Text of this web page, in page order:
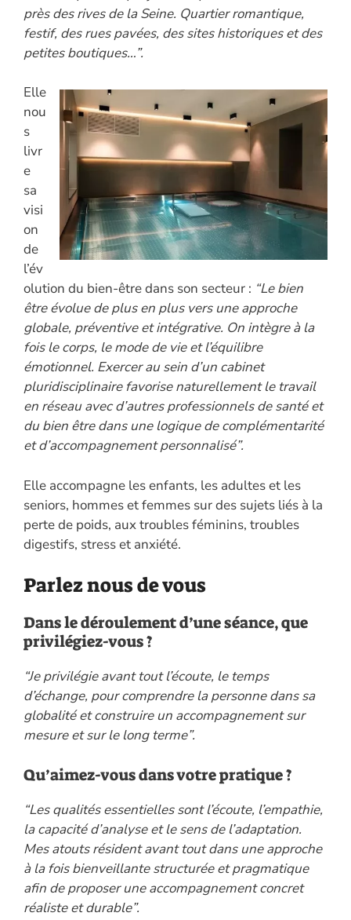
près des rives de la Seine. Quartier romantique,
festif, des rues pavées, des sites historiques et des
petites boutiques…”.
Elle
nou
s
livr
e
sa
visi
on
de
l’év
olution du bien-être dans son secteur : “Le bien
être évolue de plus en plus vers une approche
globale, préventive et intégrative. On intègre à la
fois le corps, le mode de vie et l’équilibre
émotionnel. Exercer au sein d’un cabinet
pluridisciplinaire favorise naturellement le travail
en réseau avec d’autres professionnels de santé et
du bien être dans une logique de complémentarité
et d’accompagnement personnalisé”.
Elle accompagne les enfants, les adultes et les
seniors, hommes et femmes sur des sujets liés à la
perte de poids, aux troubles féminins, troubles
digestifs, stress et anxiété.
Parlez nous de vous
Dans le déroulement d’une séance, que
privilégiez-vous ?
“Je privilégie avant tout l’écoute, le temps
d’échange, pour comprendre la personne dans sa
globalité et construire un accompagnement sur
mesure et sur le long terme”.
Qu’aimez-vous dans votre pratique ?
“Les qualités essentielles sont l’écoute, l’empathie,
la capacité d’analyse et le sens de l’adaptation.
Mes atouts résident avant tout dans une approche
à la fois bienveillante structurée et pragmatique
afin de proposer une accompagnement concret
réaliste et durable”.